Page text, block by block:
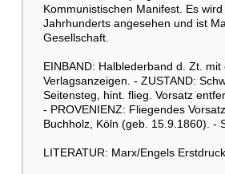
Kommunistischen Manifest. Es
Jahrhunderts angesehen und ist
Gesellschaft.
EINBAND: Halblederband d. Zt.
Verlagsanzeigen. - ZUSTAND:
Seitensteg, hint. flieg. Vorsatz
- PROVENIENZ: Fliegendes
Buchholz, Köln (geb. 15.9.1860). -
LITERATUR: Marx/Engels